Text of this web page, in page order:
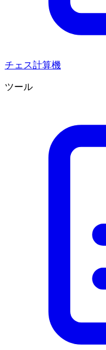
チェス計算機
ツール